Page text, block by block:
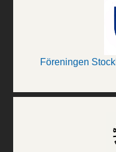
Föreningen